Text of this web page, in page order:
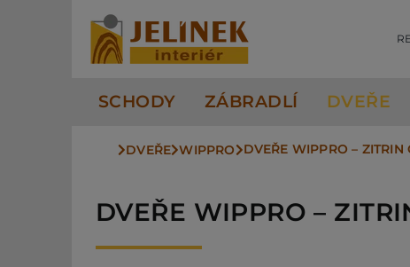
SCHODY ZÁBRADLÍ DVEŘE
DVEŘE WIPPRO DVEŘE WIPPRO – ZITRIN
DVEŘE WIPPRO –